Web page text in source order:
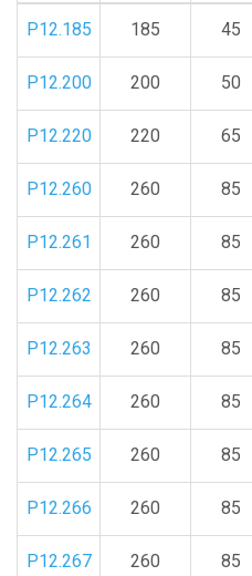
P12.185 185 45
P12.200 200 50
P12.220 220 65
P12.260 260 85
P12.261 260 85
P12.262 260 85
P12.263 260 85
P12.264 260 85
P12.265 260 85
P12.266 260 85
P12.267 260 85